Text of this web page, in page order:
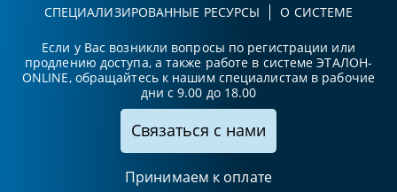
СПЕЦИАЛИЗИРОВАННЫЕ РЕСУРСЫ
О СИСТЕМЕ
Если у Вас возникли вопросы по регистрации или
продлению доступа, а также работе в системе ЭТАЛОН-
ONLINE, обращайтесь к нашим специалистам в рабочие
дни с 9.00 до 18.00
Связаться с нами
Принимаем к оплате